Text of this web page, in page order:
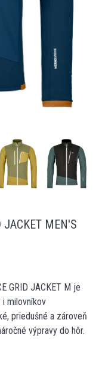
JACKET MEN'S
GRID JACKET M je
milovníkov
priedušné a zároveň
výpravy do hôr.